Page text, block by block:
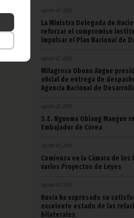
agosto 07, 2026
La Ministra Delegada de
reforzar el compromiso
impulsar el Plan Nacional de
agosto 07, 2026
Milagrosa Obono Angue
oficial de entrega de
Agencia Nacional de
agosto 07, 2026
S.E. Nguema Obiang Mangue
Embajador de Corea
agosto 07, 2026
Comienza en la Cámara de
varios Proyectos de Leyes
agosto 07, 2026
Rusia ha expresado su
excelente estado de las
bilaterales